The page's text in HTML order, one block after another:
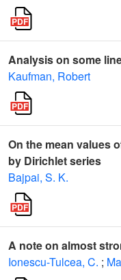
Analysis on some
Kaufman, Robert
On the mean values
by Dirichlet series
Bajpai, S. K.
A note on almost
Ionescu-Tulcea, C. ;